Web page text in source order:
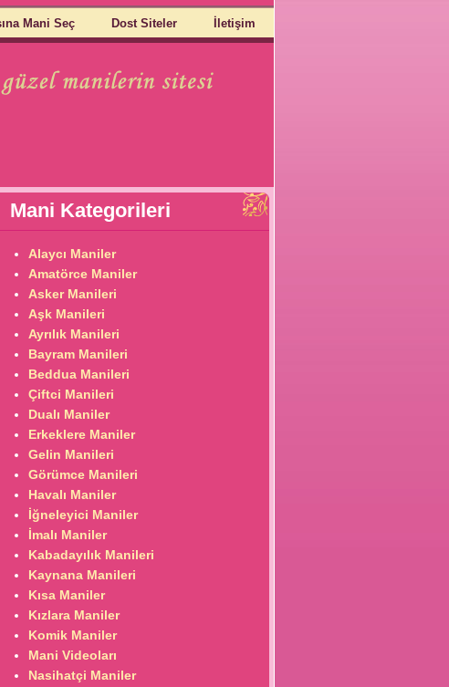
İletişim
Dost Siteler
Mani Seç
Mani Kategorileri
Alaycı Maniler
Amatörce Maniler
Asker Manileri
Aşk Manileri
Ayrılık Manileri
Bayram Manileri
Beddua Manileri
Çiftci Manileri
Dualı Maniler
Erkeklere Maniler
Gelin Manileri
Görümce Manileri
Havalı Maniler
İğneleyici Maniler
İmalı Maniler
Kabadayılık Manileri
Kaynana Manileri
Kısa Maniler
Kızlara Maniler
Komik Maniler
Mani Videoları
Nasihatçi Maniler